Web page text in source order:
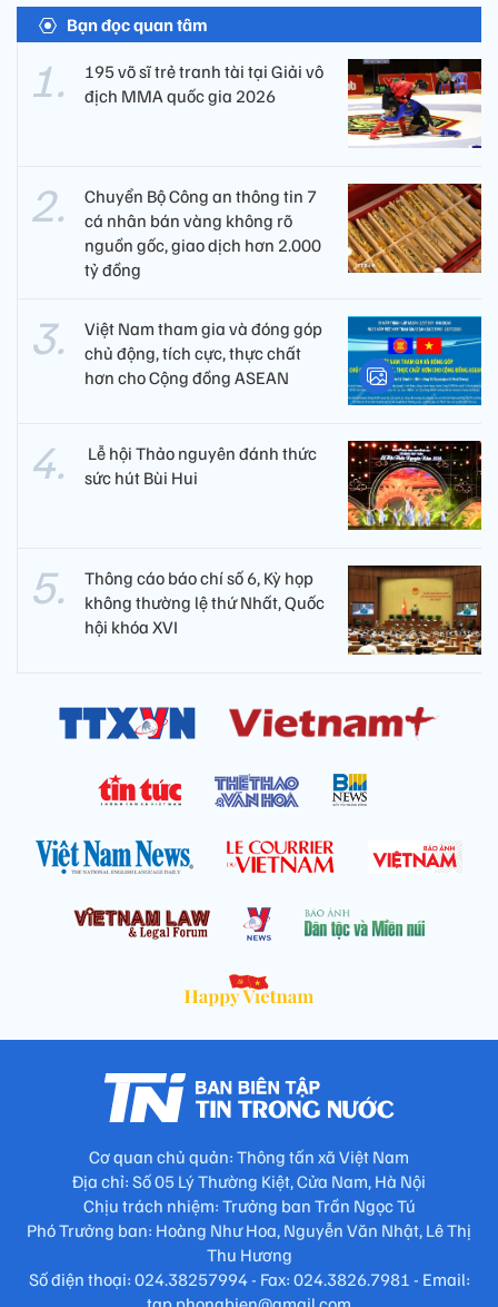
Bạn đọc quan tâm
195 võ sĩ trẻ tranh tài tại Giải vô
địch MMA quốc gia 2026
Chuyển Bộ Công an thông tin 7
cá nhân bán vàng không rõ
nguồn gốc, giao dịch hơn 2.000
tỷ đồng
Việt Nam tham gia và đóng góp
chủ động, tích cực, thực chất
hơn cho Cộng đồng ASEAN
​ Lễ hội Thảo nguyên đánh thức
sức hút Bùi Hui
Thông cáo báo chí số 6, Kỳ họp
không thường lệ thứ Nhất, Quốc
hội khóa XVI
Cơ quan chủ quản: Thông tấn xã Việt Nam
Địa chỉ: Số 05 Lý Thường Kiệt, Cửa Nam, Hà Nội
Chịu trách nhiệm: Trưởng ban Trần Ngọc Tú
Phó Trưởng ban: Hoàng Như Hoa, Nguyễn Văn Nhật, Lê Thị
Thu Hương
Số điện thoại: 024.38257994 - Fax: 024.3826.7981 - Email: